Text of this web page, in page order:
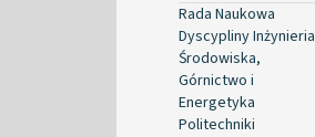
Rada Naukowa
Dyscypliny Inżynieria
Środowiska,
Górnictwo i
Energetyka
Politechniki